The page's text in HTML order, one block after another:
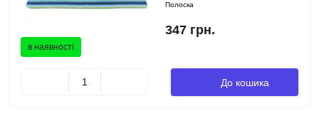
в наявності
Полоска
347 грн.
До кошика